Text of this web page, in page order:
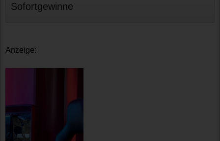
Sofortgewinne
Anzeige: